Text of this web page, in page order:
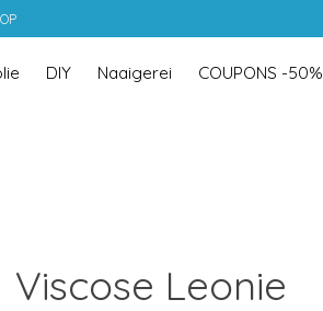
DIY Naaigerei
COUPONS -50%
Viscose Leonie